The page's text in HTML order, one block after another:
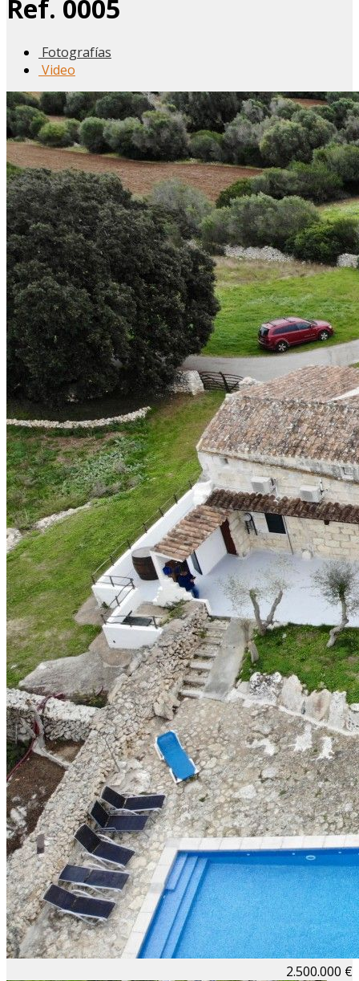
Ref. 0005
Fotografías
Video
2.500.000 €